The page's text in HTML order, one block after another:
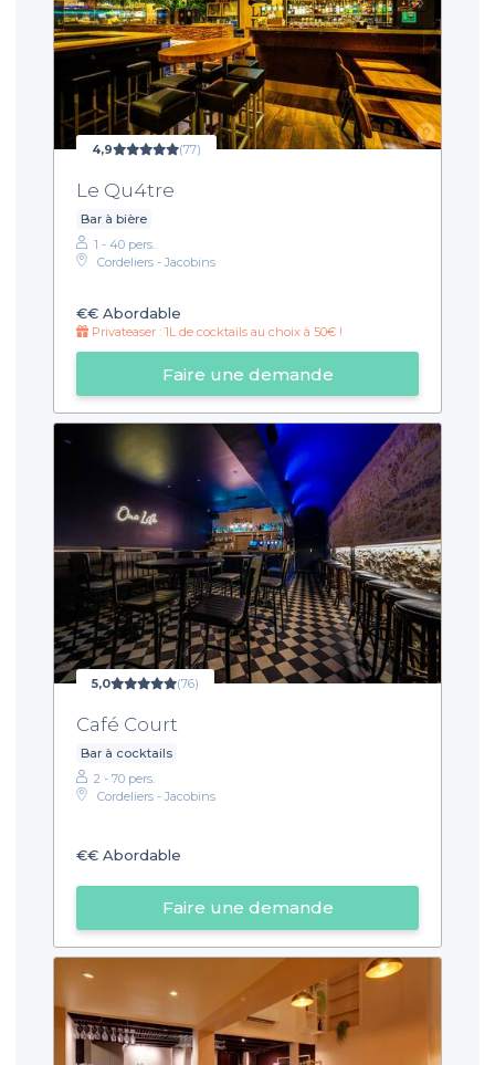
4,9 (77)
Le Qu4tre
Bar à bière
1 - 40 pers.
Cordeliers - Jacobins
€€ Abordable
Privateaser : 1L de cocktails au choix à 50€ !
Faire une demande
5,0 (76)
Café Court
Bar à cocktails
2 - 70 pers.
Cordeliers - Jacobins
€€ Abordable
Faire une demande